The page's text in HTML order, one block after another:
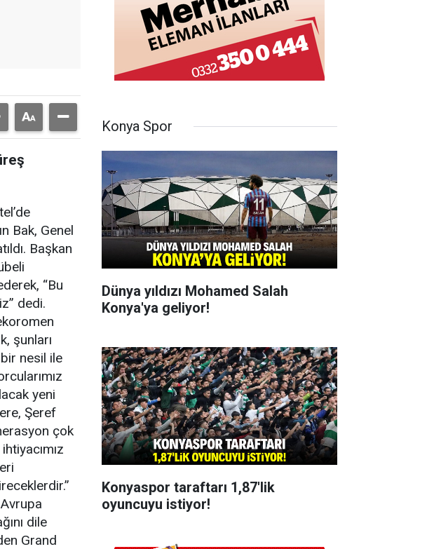
Bak, Genel
Başkan
“Bu
dedi.
şunları
nesil ile
yeni
Şeref
çok
dile
Grand
Konya Spor
Dünya yıldızı Mohamed Salah
Konya'ya geliyor!
Konyaspor taraftarı 1,87'lik
oyuncuyu istiyor!